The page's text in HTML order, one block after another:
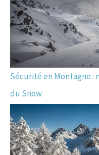
Sécurité en Montagne :
du Snow